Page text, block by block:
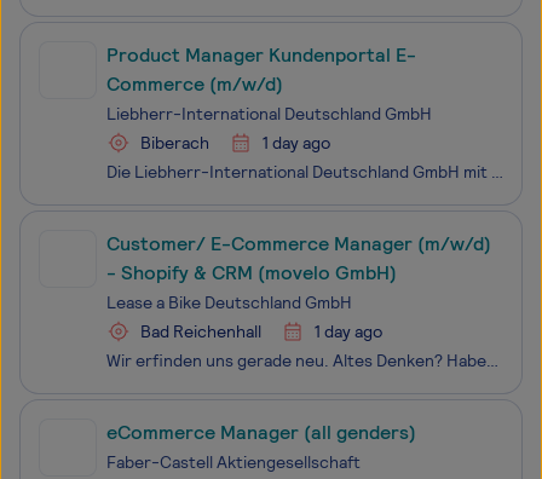
Product Manager Kundenportal E-
Commerce (m/w/d)
Liebherr-International Deutschland GmbH
Biberach
1 day ago
Die Liebherr-International Deutschland GmbH mit Sitz in Biberach an der Riß nimmt für die Firmengruppe Liebherr, die weltweit mehr als 55.000 Mitarbeitende in über 150 Gesellschaften beschäftigt, vielfältige Funktionen in den Bereichen Finanzen, Steuern, Revision, Recht, Versicherungswesen, Personal
Customer/ E-Commerce Manager (m/w/d)
- Shopify & CRM (movelo GmbH)
Lease a Bike Deutschland GmbH
Bad Reichenhall
1 day ago
Wir erfinden uns gerade neu. Altes Denken? Haben wir aussortiert. Was wir jetzt brauchen, sind frische Köpfe, kreative Denker und Macher, die Lust haben, die Zukunft unseres Unternehmens aktiv mitzugestalten. Bei uns wartest du nicht auf Aufgaben – du siehst Potenziale und setzt sie um. Klingt
eCommerce Manager (all genders)
Faber-Castell Aktiengesellschaft